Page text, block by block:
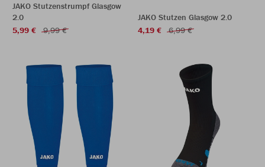
JAKO Stutzenstrumpf Glasgow
2.0
5,99 €
9,99 €
JAKO Stutzen Glasgow 2.0
4,19 €
6,99 €